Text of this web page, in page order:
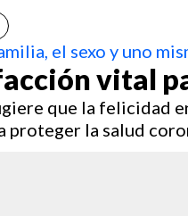
el sexo y uno
vital
que la felicidad
proteger la salud